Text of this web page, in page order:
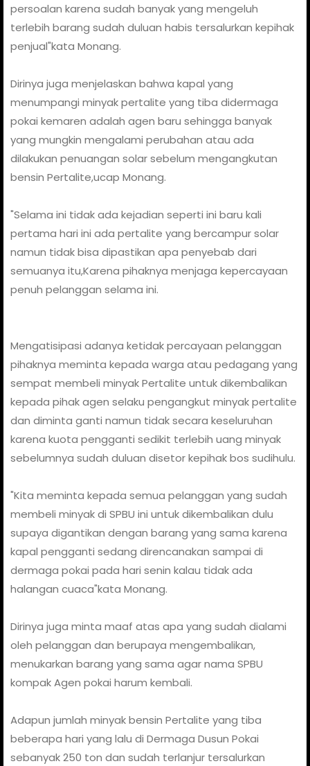
persoalan karena sudah banyak yang mengeluh
terlebih barang sudah duluan habis tersalurkan kepihak
penjual"kata Monang.
Dirinya juga menjelaskan bahwa kapal yang
menumpangi minyak pertalite yang tiba didermaga
pokai kemaren adalah agen baru sehingga banyak
yang mungkin mengalami perubahan atau ada
dilakukan penuangan solar sebelum mengangkutan
bensin Pertalite,ucap Monang.
"Selama ini tidak ada kejadian seperti ini baru kali
pertama hari ini ada pertalite yang bercampur solar
namun tidak bisa dipastikan apa penyebab dari
semuanya itu,Karena pihaknya menjaga kepercayaan
penuh pelanggan selama ini.
Mengatisipasi adanya ketidak percayaan pelanggan
pihaknya meminta kepada warga atau pedagang yang
sempat membeli minyak Pertalite untuk dikembalikan
kepada pihak agen selaku pengangkut minyak pertalite
dan diminta ganti namun tidak secara keseluruhan
karena kuota pengganti sedikit terlebih uang minyak
sebelumnya sudah duluan disetor kepihak bos sudihulu.
"Kita meminta kepada semua pelanggan yang sudah
membeli minyak di SPBU ini untuk dikembalikan dulu
supaya digantikan dengan barang yang sama karena
kapal pengganti sedang direncanakan sampai di
dermaga pokai pada hari senin kalau tidak ada
halangan cuaca"kata Monang.
Dirinya juga minta maaf atas apa yang sudah dialami
oleh pelanggan dan berupaya mengembalikan,
menukarkan barang yang sama agar nama SPBU
kompak Agen pokai harum kembali.
Adapun jumlah minyak bensin Pertalite yang tiba
beberapa hari yang lalu di Dermaga Dusun Pokai
sebanyak 250 ton dan sudah terlanjur tersalurkan